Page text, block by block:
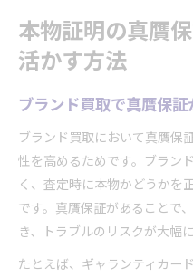
本物証明の真贋
活かす方法
ブランド買取で真贋保
ブランド買取において真贋保
性を高めるためです。ブラン
く、査定時に本物かどうかを
です。真贋保証があることで
き、トラブルのリスクが大幅
たとえば、ギャランティカー